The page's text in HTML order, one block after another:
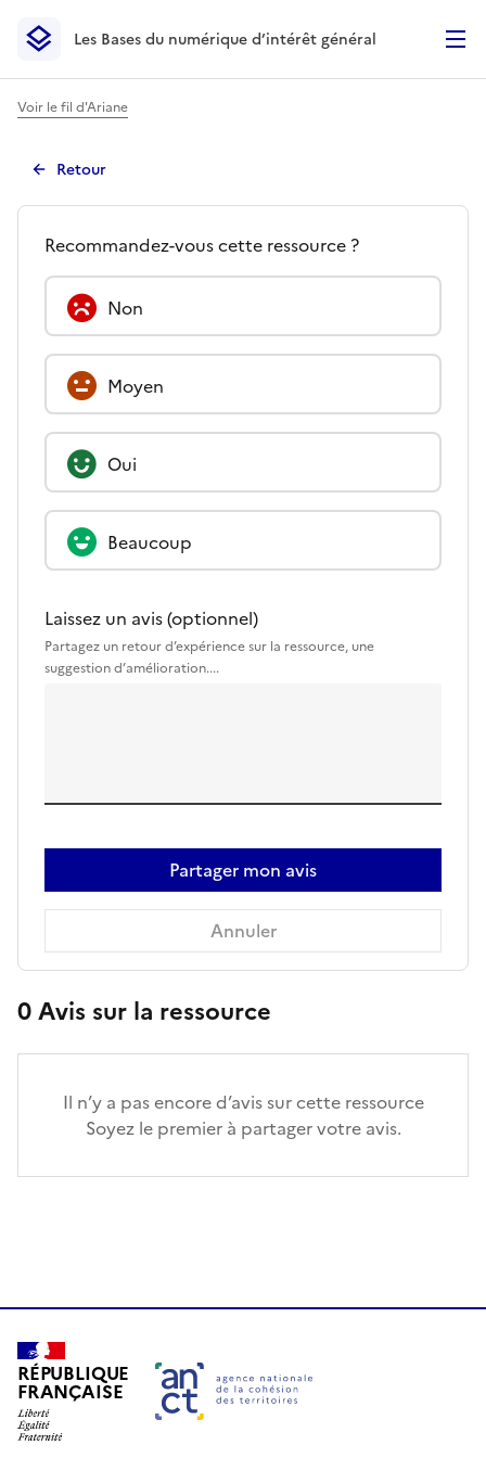
Les Bases du numérique d’intérêt général- Retour à la
Les Bases du numérique d’intérêt général
Voir le fil d'Ariane
Retour
Avis -
Quel est votre avis à propos
Recommandez-vous cette ressource ?
Non
Moyen
Oui
Beaucoup
Laissez un avis (optionnel)
Partagez un retour d’expérience sur la ressource, une
suggestion d’amélioration....
Partager mon avis
Annuler
0Avis sur la ressource
Il n’y a pas encore d’avis sur cette ressource
Soyez le premier à partager votre avis.
RÉPUBLIQUE
FRANÇAISE